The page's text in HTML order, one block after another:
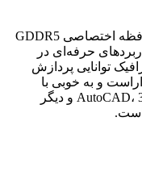
NVIDIA Quadro M1200 با 4 گیگابایت حافظه اختصاصی GDDR5
حرفه‌ای در
توانایی پردازش
و به خوبی با
نرم‌افزارهای AutoCAD، 3ds Max، Maya، SolidWorks و دیگر
است.